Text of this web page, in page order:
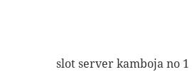
slot server kamboja no 1